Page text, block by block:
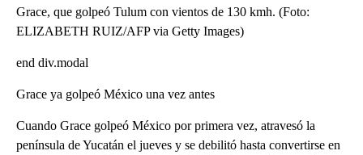
Grace, que golpeó Tulum con vientos de 130 kmh. (Foto:
ELIZABETH RUIZ/AFP via Getty Images)
end div.modal
Grace ya golpeó México una vez antes
Cuando Grace golpeó México por primera vez, atravesó la
península de Yucatán el jueves y se debilitó hasta convertirse en